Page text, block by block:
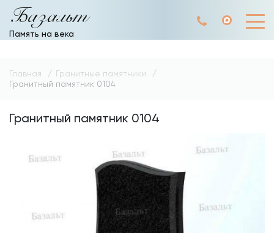
Базальт
Память на века
Главная
Гранитные памятники
Гранитный памятник 0104
Гранитный памятник 0104